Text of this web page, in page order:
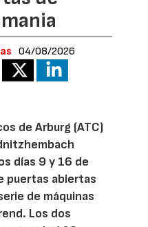
04/08/2026
de Arburg (ATC)
días 9 y 16 de
puertas abiertas
de máquinas
Los dos